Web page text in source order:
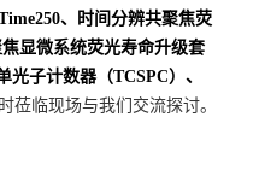
、
时间分辨共聚焦荧
显微系统荧光寿命升级套
光子计数器（TCSPC）、
莅临现场与我们交流探讨。